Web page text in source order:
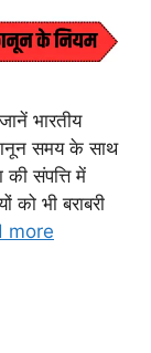
भारतीय
समय के साथ
संपत्ति में
को भी बराबरी
more